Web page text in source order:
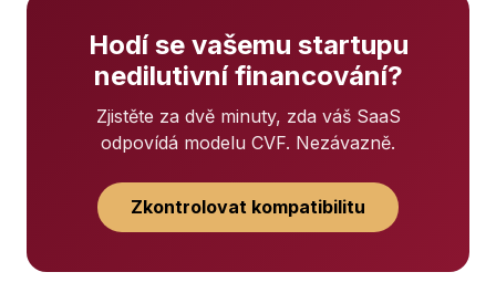
Hodí se vašemu startupu
nedilutivní financování?
Zjistěte za dvě minuty, zda váš SaaS
odpovídá modelu CVF. Nezávazně.
Zkontrolovat kompatibilitu